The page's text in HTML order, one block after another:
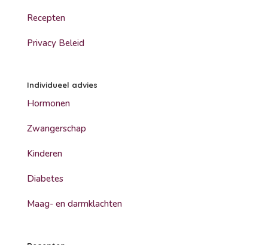
Recepten
Privacy Beleid
Individueel advies
Hormonen
Zwangerschap
Kinderen
Diabetes
Maag- en darmklachten